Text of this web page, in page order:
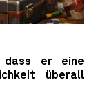
dass er eine
überall